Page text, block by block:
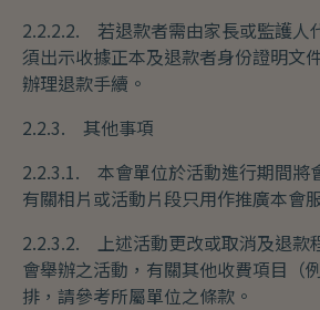
2.2.2.2. 若退款者需由家長或監護人
須出示收據正本及退款者身份證明文
辦理退款手續。
2.2.3. 其他事項
2.2.3.1. 本會單位於活動進行期間將
有關相片或活動片段只用作推廣本會
2.2.3.2. 上述活動更改或取消及退款
會舉辦之活動，有關其他收費項目（
排，請參考所屬單位之條款。